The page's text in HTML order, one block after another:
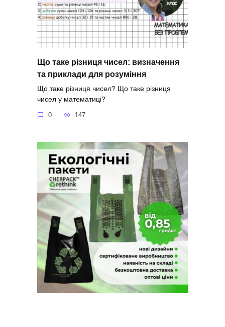
Що таке різниця чисел: визначення
та приклади для розуміння
Що таке різниця чисел? Що таке різниця
чисел у математиці?
0 147